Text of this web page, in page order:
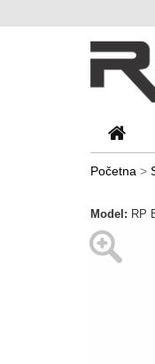
O
nama
Blog
Česta
Početna >
Model: RP